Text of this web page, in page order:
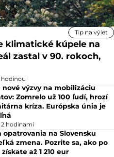
Tip na výlet
klimatické kúpele na
zastal v 90. rokoch,
hodinou
nové výzvy na mobilizáciu
Zomrelo už 100 ľudí, hrozí
kríza. Európska únia je
2 hodinami
opatrovania na Slovensku
zmena. Pozrite sa, ako po
až 1 210 eur